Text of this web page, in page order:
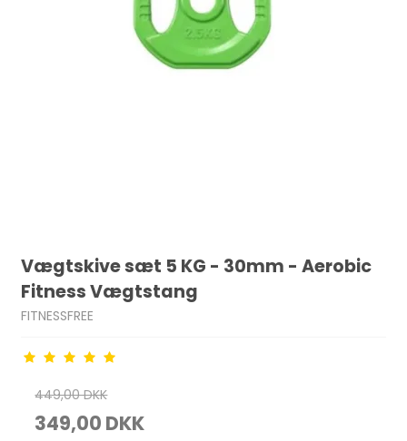
Vægtskive sæt 5 KG - 30mm - Aerobic
Fitness Vægtstang
FITNESSFREE
449,00 DKK
349,00 DKK